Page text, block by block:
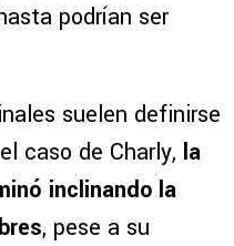
podrían ser
suelen definirse
caso de Charly, la
inclinando la
, pese a su